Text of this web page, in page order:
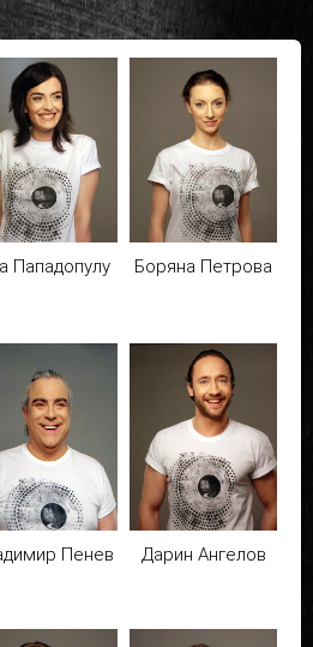
Пападопулу Боряна Петрова
Пенев Дарин Ангелов